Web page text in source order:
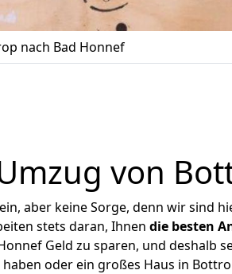
nach Bad Honnef
von
aber keine Sorge, denn wir sind
stets daran, Ihnen die besten
Geld zu sparen, und deshalb
oder ein großes Haus in